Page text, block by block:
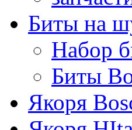
Биты на
Набор
Биты
Якоря